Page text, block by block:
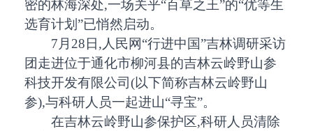
密的林海深处,一场关乎“百草之王”的“优等生
选育计划”已悄然启动。
7月28日,人民网“行进中国”吉林调研采访
团走进位于通化市柳河县的吉林云岭野山参
科技开发有限公司(以下简称吉林云岭野山
参),与科研人员一起进山“寻宝”。
在吉林云岭野山参保护区,科研人员清除